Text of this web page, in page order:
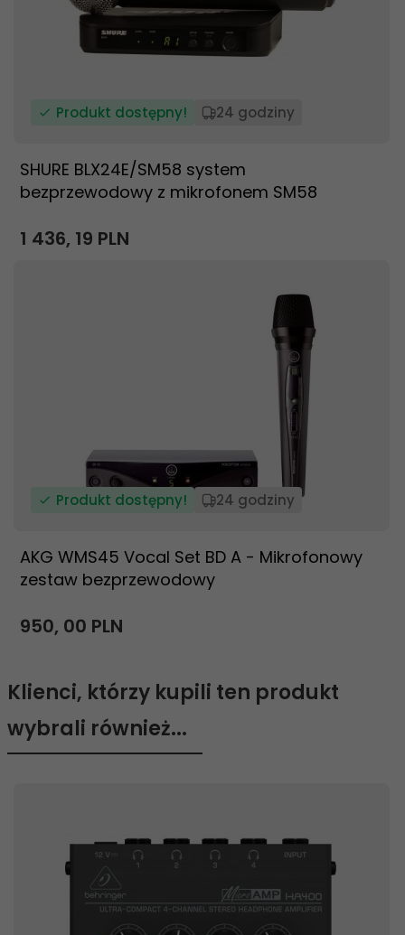
Produkt dostępny! 24 godziny
SHURE BLX24E/SM58 system
bezprzewodowy z mikrofonem SM58
1 436, 19 PLN
Produkt dostępny! 24 godziny
AKG WMS45 Vocal Set BD A - Mikrofonowy
zestaw bezprzewodowy
950, 00 PLN
Klienci, którzy kupili ten produkt
wybrali również...